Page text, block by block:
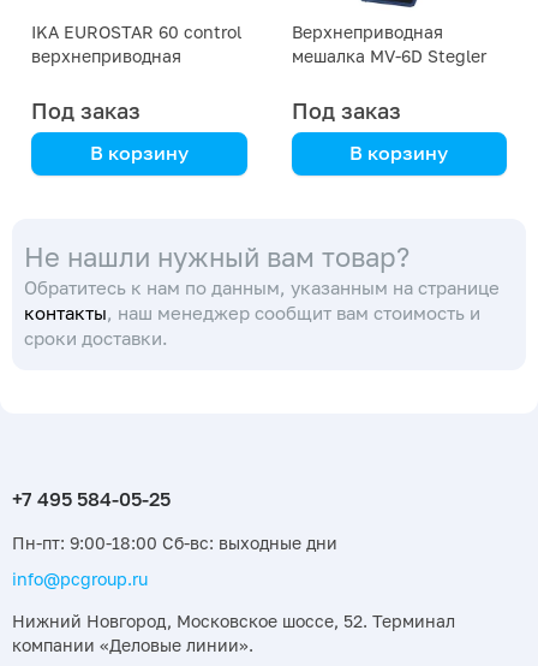
IKA EUROSTAR 60 control
верхнеприводная
Под заказ
В корзину
Верхнеприводная
мешалка MV-6D Stegler
Под заказ
В корзину
функциональная
Не нашли нужный вам товар?
Обратитесь к нам по данным, указанным на странице
контакты, наш менеджер сообщит вам стоимость и
сроки доставки.
Пн-пт: 9:00-18:00 Сб-вс: выходные дни
info@pcgroup.ru
Нижний Новгород, Московское шоссе, 52. Терминал
компании «Деловые линии».